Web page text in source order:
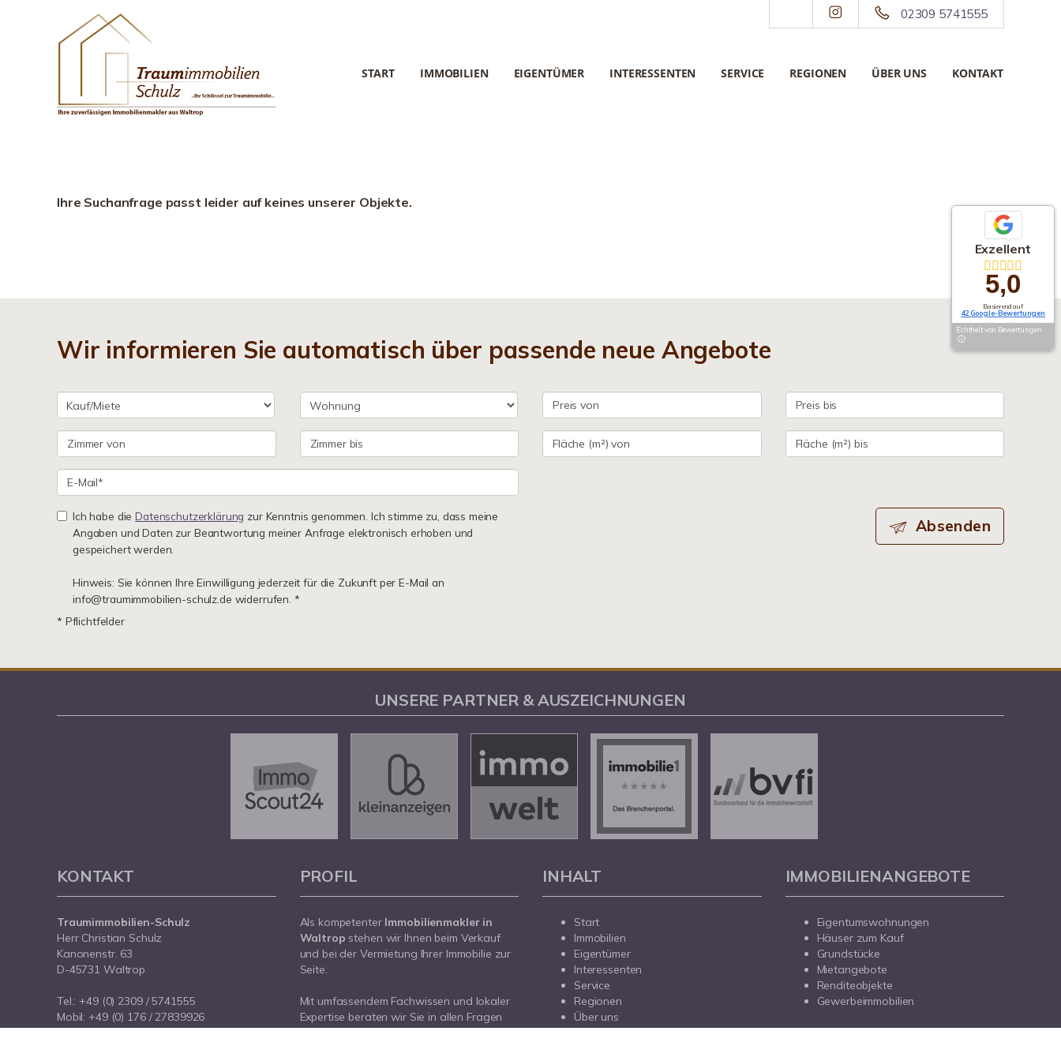
02309 5741555
START IMMOBILIEN EIGENTÜMER INTERESSENTEN SERVICE REGIONEN ÜBER UNS KONTAKT
Ihre Suchanfrage passt leider auf keines unserer Objekte.
Wir informieren Sie automatisch über passende neue Angebote
Ich habe dieDatenschutzerklärung zur Kenntnis genommen. Ich stimme zu, dass meine
Angaben und Daten zur Beantwortung meiner Anfrage elektronisch erhoben und
gespeichert werden.
Hinweis: Sie können Ihre Einwilligung jederzeit für die Zukunft per E-Mail an
info@traumimmobilien-schulz.de widerrufen. *
* Pflichtfelder
Absenden
Exzellent
5,0
Basierend auf
42 Google-Bewertungen
Echtheit von Bewertungen
UNSERE PARTNER & AUSZEICHNUNGEN
KONTAKT
Traumimmobilien-Schulz
Herr Christian Schulz
Kanonenstr. 63
D-45731 Waltrop
Tel.: +49 (0) 2309 / 5741555
Mobil: +49 (0) 176 / 27839926
E-Mail:info@traumimmobilien-schulz.de
PROFIL
Als kompetenter Immobilienmakler in
Waltrop stehen wir Ihnen beim Verkauf
und bei der Vermietung Ihrer Immobilie zur
Seite.
Mit umfassendem Fachwissen und lokaler
Expertise beraten wir Sie in allen Fragen
rund um Ihr Haus oder Ihre Wohnung in
INHALT
Start
Immobilien
Eigentümer
Interessenten
Service
Regionen
Über uns
Kontakt
IMMOBILIENANGEBOTE
Eigentumswohnungen
Häuser zum Kauf
Grundstücke
Mietangebote
Renditeobjekte
Gewerbeimmobilien